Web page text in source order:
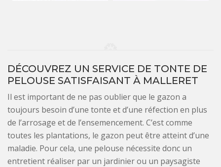
DÉCOUVREZ UN SERVICE DE TONTE DE
PELOUSE SATISFAISANT À MALLERET
Il est important de ne pas oublier que le gazon a
toujours besoin d’une tonte et d’une réfection en plus
de l’arrosage et de l’ensemencement. C’est comme
toutes les plantations, le gazon peut être atteint d’une
maladie. Pour cela, une pelouse nécessite donc un
entretient réaliser par un jardinier ou un paysagiste